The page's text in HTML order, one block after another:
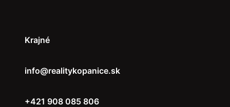
Krajné
info@realitykopanice.sk
+421 908 085 806